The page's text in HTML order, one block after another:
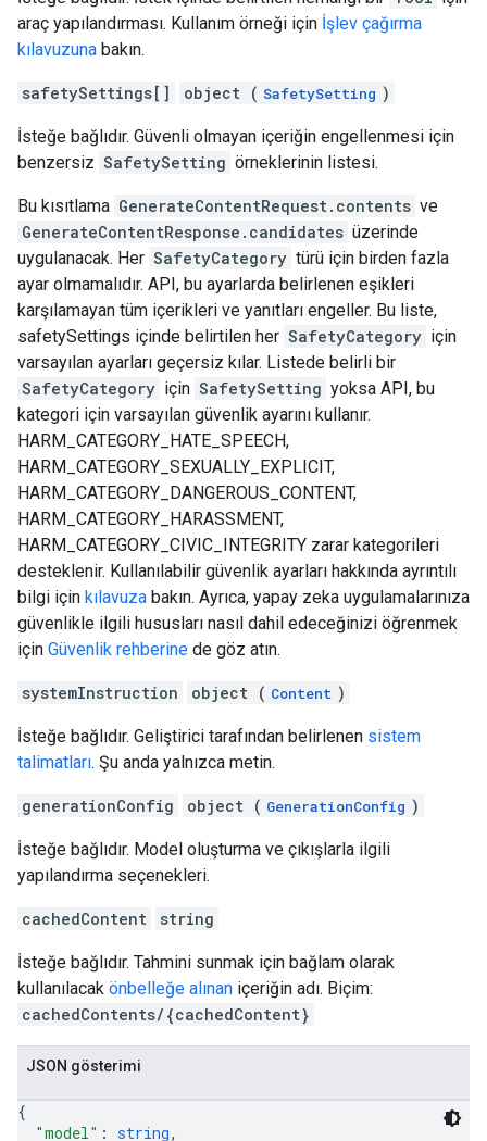
araç yapılandırması. Kullanım örneği için İşlev çağırma
kılavuzuna bakın.
safetySettings[] object ( SafetySetting )
İsteğe bağlıdır. Güvenli olmayan içeriğin engellenmesi için
benzersiz SafetySetting örneklerinin listesi.
Bu kısıtlama GenerateContentRequest.contents ve
GenerateContentResponse.candidates üzerinde
uygulanacak. Her SafetyCategory türü için birden fazla
ayar olmamalıdır. API, bu ayarlarda belirlenen eşikleri
karşılamayan tüm içerikleri ve yanıtları engeller. Bu liste,
safetySettings içinde belirtilen her SafetyCategory için
varsayılan ayarları geçersiz kılar. Listede belirli bir
SafetyCategory için SafetySetting yoksa API, bu
kategori için varsayılan güvenlik ayarını kullanır.
HARM_CATEGORY_HATE_SPEECH,
HARM_CATEGORY_SEXUALLY_EXPLICIT,
HARM_CATEGORY_DANGEROUS_CONTENT,
HARM_CATEGORY_HARASSMENT,
HARM_CATEGORY_CIVIC_INTEGRITY zarar kategorileri
desteklenir. Kullanılabilir güvenlik ayarları hakkında ayrıntılı
bilgi için kılavuza bakın. Ayrıca, yapay zeka uygulamalarınıza
güvenlikle ilgili hususları nasıl dahil edeceğinizi öğrenmek
için Güvenlik rehberine de göz atın.
systemInstruction object ( Content )
İsteğe bağlıdır. Geliştirici tarafından belirlenen sistem
talimatları. Şu anda yalnızca metin.
generationConfig object ( GenerationConfig )
İsteğe bağlıdır. Model oluşturma ve çıkışlarla ilgili
yapılandırma seçenekleri.
cachedContent string
İsteğe bağlıdır. Tahmini sunmak için bağlam olarak
kullanılacak önbelleğe alınan içeriğin adı. Biçim:
cachedContents/{cachedContent}
JSON gösterimi
{
"model" : string,